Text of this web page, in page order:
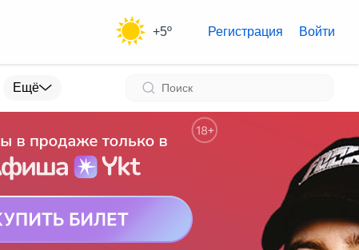
+5º Регистрация Войти
Ещё